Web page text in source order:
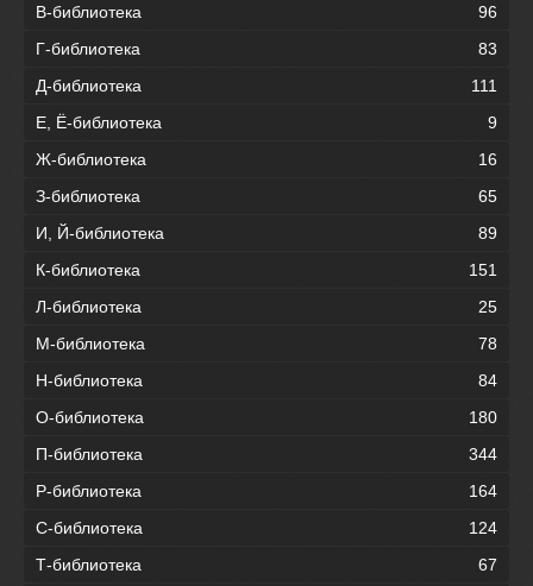
В-библиотека
96
Г-библиотека
83
Д-библиотека
111
Е, Ё-библиотека
9
Ж-библиотека
16
З-библиотека
65
И, Й-библиотека
89
К-библиотека
151
Л-библиотека
25
М-библиотека
78
Н-библиотека
84
О-библиотека
180
П-библиотека
344
Р-библиотека
164
С-библиотека
124
Т-библиотека
67